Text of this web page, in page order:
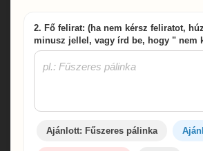
2. Fő felirat: (ha nem kérsz feliratot,
minusz jellel, vagy írd be, hogy " nem
Ajánlott: Fűszeres pálinka